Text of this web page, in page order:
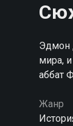
Эдмон
мира,
аббат
Жанр